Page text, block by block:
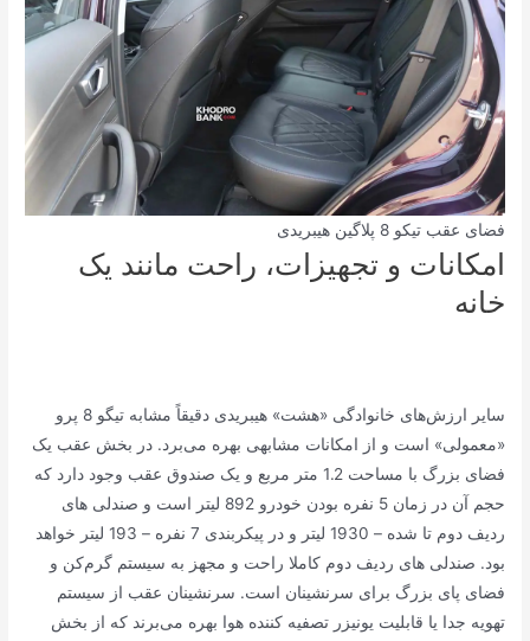
فضای عقب تیکو 8 پلاگین هیبریدی
امکانات و تجهیزات، راحت مانند یک
خانه
سایر ارزش‌های خانوادگی «هشت» هیبریدی دقیقاً مشابه تیگو 8 پرو
«معمولی» است و از امکانات مشابهی بهره می‌برد. در بخش عقب یک
فضای بزرگ با مساحت 1.2 متر مربع و یک صندوق عقب وجود دارد که
حجم آن در زمان 5 نفره بودن خودرو 892 لیتر است و صندلی های
ردیف دوم تا شده – 1930 لیتر و در پیکربندی 7 نفره – 193 لیتر خواهد
بود. صندلی های ردیف دوم کاملا راحت و مجهز به سیستم گرم‌کن و
فضای پای بزرگ برای سرنشینان است. سرنشینان عقب از سیستم
تهویه جدا یا قابلیت یونیزر تصفیه کننده هوا بهره می‌برند که از بخش